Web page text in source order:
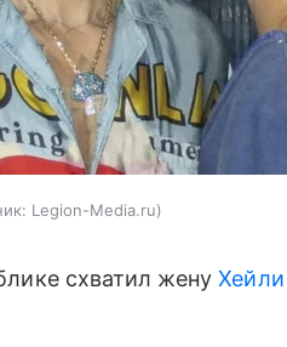
Legion-Media.ru
схватил жену